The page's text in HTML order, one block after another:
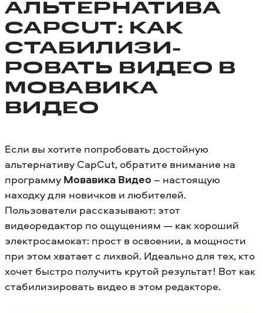
АЛЬТЕРНАТИВА
CAPCUT: КАК
СТАБИЛИЗИ­
РОВАТЬ ВИДЕО В
МОВАВИКА
ВИДЕО
Если вы хотите попробовать достойную
альтернативу CapCut, обратите внимание на
программу Мовавика Видео – настоящую
находку для новичков и любителей.
Пользователи рассказывают: этот
видеоредактор по ощущениям — как хороший
электросамокат: прост в освоении, а мощности
при этом хватает с лихвой. Идеально для тех, кто
хочет быстро получить крутой результат! Вот как
стабилизировать видео в этом редакторе.